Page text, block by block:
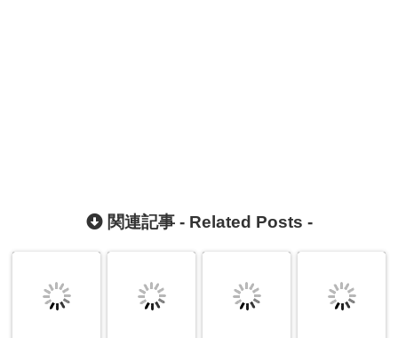
関連記事 - Related Posts -